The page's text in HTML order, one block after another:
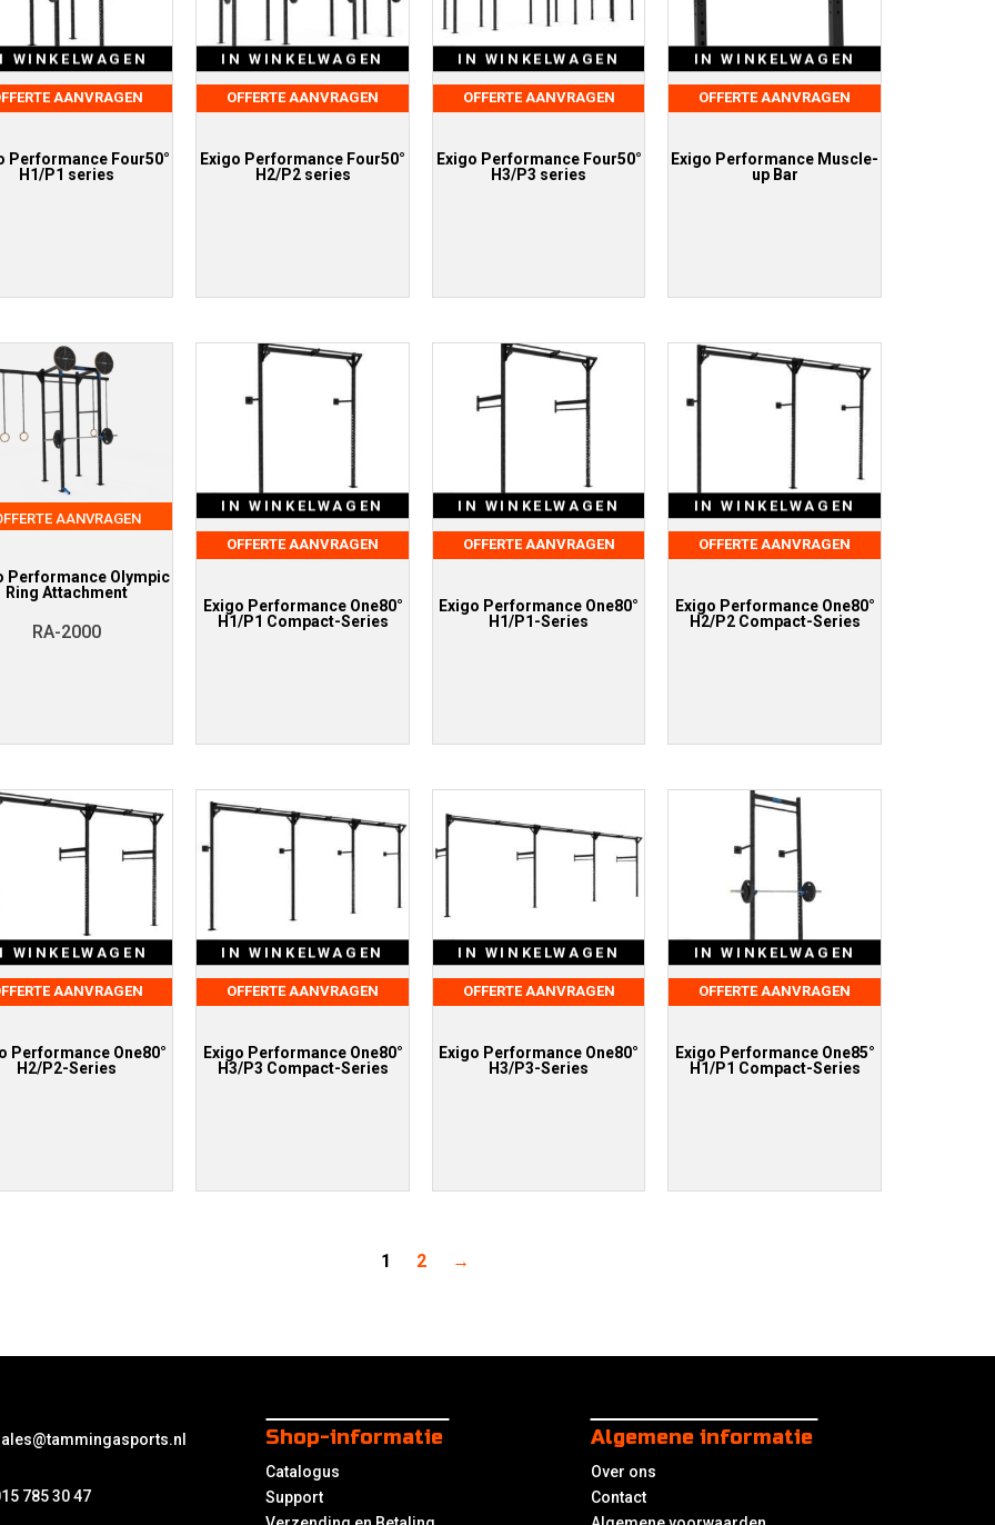
WINKELWAGEN
AANVRAGEN
Performance Four50°
H1/P1 series
IN WINKELWAGEN
OFFERTE AANVRAGEN
Exigo Performance Four50°
H2/P2 series
IN WINKELWAGEN
OFFERTE AANVRAGEN
Exigo Performance Four50°
H3/P3 series
IN WINKELWAGEN
OFFERTE AANVRAGEN
Exigo Performance Muscle-
up Bar
AANVRAGEN
Performance Olympic
Ring Attachment
RA-2000
IN WINKELWAGEN
OFFERTE AANVRAGEN
Exigo Performance One80°
H1/P1 Compact-Series
IN WINKELWAGEN
OFFERTE AANVRAGEN
Exigo Performance One80°
H1/P1-Series
IN WINKELWAGEN
OFFERTE AANVRAGEN
Exigo Performance One80°
H2/P2 Compact-Series
WINKELWAGEN
AANVRAGEN
Performance One80°
H2/P2-Series
IN WINKELWAGEN
OFFERTE AANVRAGEN
Exigo Performance One80°
H3/P3 Compact-Series
IN WINKELWAGEN
OFFERTE AANVRAGEN
Exigo Performance One80°
H3/P3-Series
IN WINKELWAGEN
OFFERTE AANVRAGEN
Exigo Performance One85°
H1/P1 Compact-Series
1 2 →
785 30 47
Shop-informatie
Catalogus
Support
Algemene informatie
Over ons
Contact